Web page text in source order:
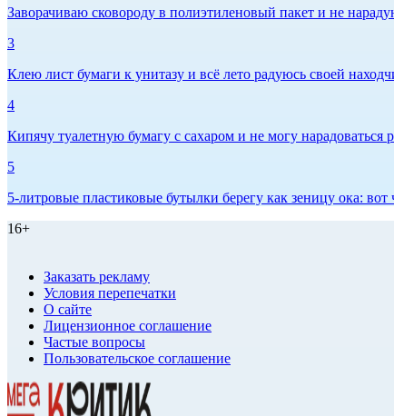
Заворачиваю сковороду в полиэтиленовый пакет и не
3
Клею лист бумаги к унитазу и всё лето радуюсь своей
4
Кипячу туалетную бумагу с сахаром и не могу нарадоваться
5
5-литровые пластиковые бутылки берегу как зеницу ока:
16+
Заказать рекламу
Условия перепечатки
О сайте
Лицензионное соглашение
Частые вопросы
Пользовательское соглашение